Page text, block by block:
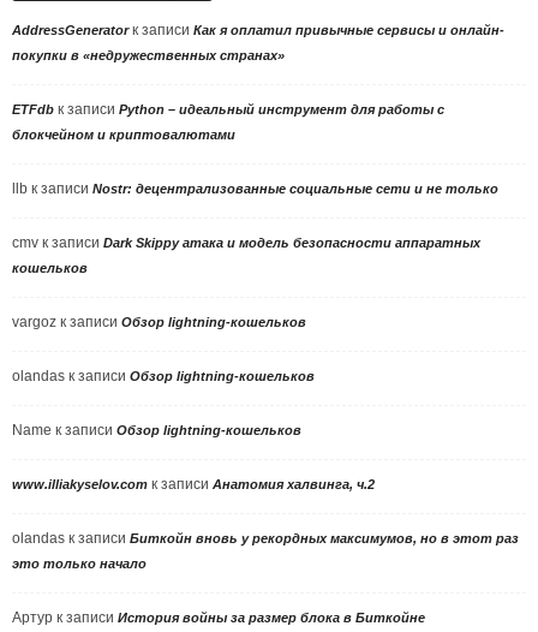
AddressGeneratorк записи Как я оплатил привычные сервисы и онлайн-
покупки в «недружественных странах»
ETFdb к записи Python – идеальный инструмент для работы с
блокчейном и криптовалютами
llb к записи Nostr: децентрализованные социальные сети и не только
cmv к записи Dark Skippy атака и модель безопасности аппаратных
кошельков
vargoz к записи Обзор lightning-кошельков
olandas к записи Обзор lightning-кошельков
Name к записи Обзор lightning-кошельков
www.illiakyselov.com к записи Анатомия халвинга, ч.2
olandas к записи Биткойн вновь у рекордных максимумов, но в этот раз
это только начало
Артур к записи История войны за размер блока в Биткойне